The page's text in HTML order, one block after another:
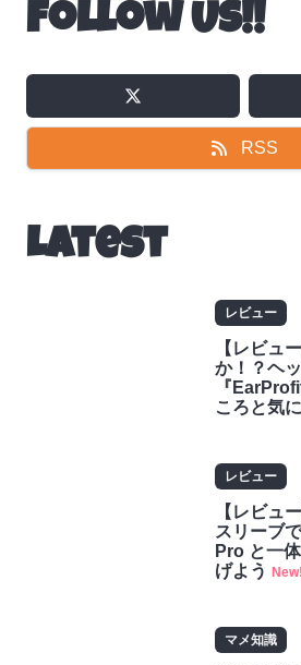
Follow Us!!
RSS
Latest
レビュー
【レビュ
か！？ヘ
『
ころと気
レビュー
【レビュ
スリーブ
Pro と一
げよう
マメ知識